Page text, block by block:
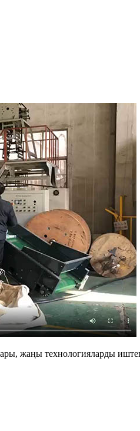
жаңы технологияларды